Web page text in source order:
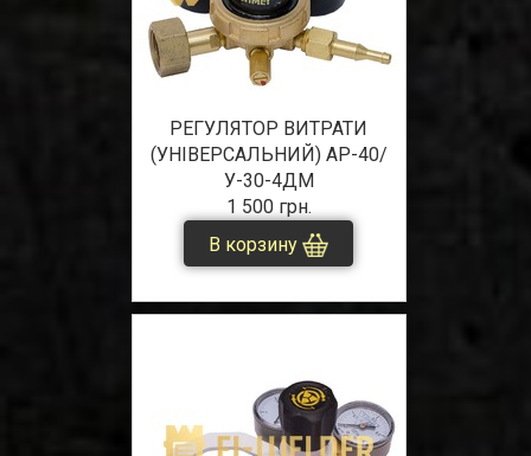
РЕГУЛЯТОР ВИТРАТИ
(УНІВЕРСАЛЬНИЙ) АР-40/
У-30-4ДМ
1 500 грн.
В корзину